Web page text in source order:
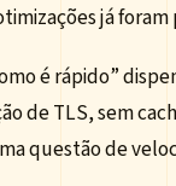
já foram
é rápido”
de TLS, sem
questão de